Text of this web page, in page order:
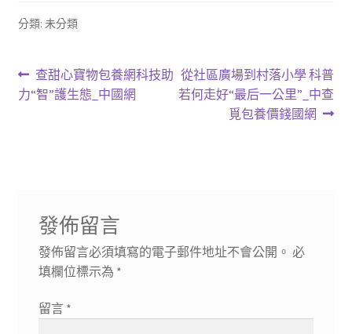
分類: 未分類
文
章
上
一
查甜心寶物包養網科技助
力“智”護生態_中國網
下
一
從社區廣場到村落小學 科普
若何走好“最后一公里”_中查
覓包養價錢國網
發佈留言
發佈留言必須填寫的電子郵件地址不會公開。 必
填欄位標示為 *
留言 *